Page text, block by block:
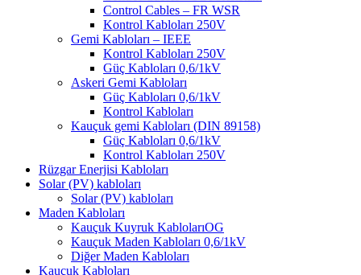
Control Cables – FR WSR
Kontrol Kabloları 250V
Gemi Kabloları – IEEE
Kontrol Kabloları 250V
Güç Kabloları 0,6/1kV
Askeri Gemi Kabloları
Güç Kabloları 0,6/1kV
Kontrol Kabloları
Kauçuk gemi Kabloları (DIN 89158)
Güç Kabloları 0,6/1kV
Kontrol Kabloları 250V
Rüzgar Enerjisi Kabloları
Solar (PV) kabloları
Solar (PV) kabloları
Maden Kabloları
Kauçuk Kuyruk KablolarıOG
Kauçuk Maden Kabloları 0,6/1kV
Diğer Maden Kabloları
Kauçuk Kabloları